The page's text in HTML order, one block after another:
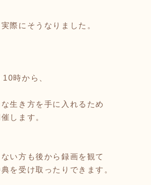
際にそうなりました。
時から、
生き方を手に入れるため
します。
い方も後から録画を観て
を受け取ったりできます。